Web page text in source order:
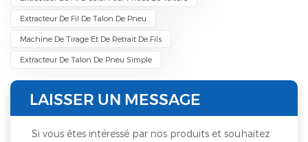
Extracteur De Fil De Talon De Pneu
Machine De Tirage Et De Retrait De Fils
Extracteur De Talon De Pneu Simple
LAISSER UN MESSAGE
Si vous êtes intéressé par nos produits et souhaitez